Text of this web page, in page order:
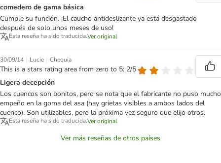
comedero de gama básica
Cumple su función. ¡El caucho antideslizante ya está desgastado
después de solo unos meses de uso!
Esta reseña ha sido traducida.Ver original
30/09/14 | Lucie | Chequia
This is a stars rating area from zero to 5: 2/5
Ligera decepción
Los cuencos son bonitos, pero se nota que el fabricante no puso mucho
empeño en la goma del asa (hay grietas visibles a ambos lados del
cuenco). Son utilizables, pero la próxima vez seguro que elijo otros.
Esta reseña ha sido traducida.Ver original
Ver más reseñas de otros países